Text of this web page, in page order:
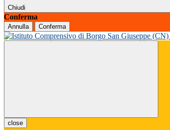
Chiudi
Conferma
Annulla Conferma
close